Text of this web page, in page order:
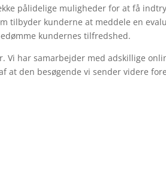
pålidelige muligheder for at få
tilbyder kunderne at meddele en
kundernes tilfredshed.
Vi har samarbejder med adskillige
at den besøgende vi sender videre